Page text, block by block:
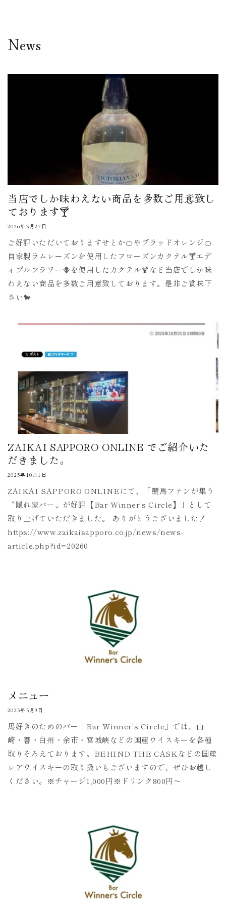
News
当店でしか味わえない商品を多数ご用意致し
ております🍸
2026年3月27日
ご好評いただいておりますせとか🍊やブラッドオレンジ🍊
自家製ラムレーズンを使用したフローズンカクテル🍸エデ
ィブルフラワー🪻を使用したカクテル🍹など当店でしか味
わえない商品を多数ご用意致しております。是非ご賞味下
さい🐎
ZAIKAI SAPPORO ONLINE でご紹介いた
だきました。
2025年10月1日
ZAIKAI SAPPORO ONLINEにて、「競馬ファンが集う
〝隠れ家バー〟が好評【Bar Winner's Circle】」として
取り上げていただきました。 ありがとうございました！
https://www.zaikaisapporo.co.jp/news/news-
article.php?id=20260
メニュー
2025年5月3日
馬好きのためのバー「Bar Winner's Circle」では、山
崎・響・白州・余市・宮城峡などの国産ウイスキーを各種
取りそろえております。BEHIND THE CASKなどの国産
レアウイスキーの取り扱いもございますので、ぜひお越し
ください。※チャージ1,000円※ドリンク800円〜